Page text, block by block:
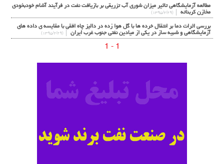
مطالعه آزمايشگاهي تاثير ميزان شوري آب تزريقي بر بازيافت نفت در فرآيند آشام خودبخودي
مخازن كربناته
(۱۳۹۵/۲/۲۹)
بررسی اثرات دما بر انتقال خرده ها با گل هوا زده در دالیز چاه افقی با مقایسه ی داده های
آزمایشگاهی و شبیه ساز در یکی از میادین نفتی جنوب غرب ایران
(۱۳۹۵/۲/۲۹)
1 - 1